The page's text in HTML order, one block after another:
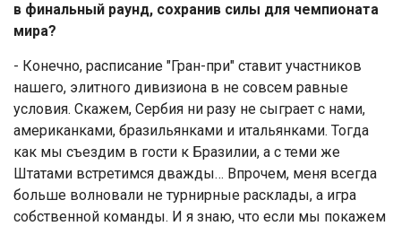
в финальный раунд, сохранив силы для чемпионата
мира?
- Конечно, расписание "Гран-при" ставит участников
нашего, элитного дивизиона в не совсем равные
условия. Скажем, Сербия ни разу не сыграет с нами,
американками, бразильянками и итальянками. Тогда
как мы съездим в гости к Бразилии, а с теми же
Штатами встретимся дважды… Впрочем, меня всегда
больше волновали не турнирные расклады, а игра
собственной команды. И я знаю, что если мы покажем